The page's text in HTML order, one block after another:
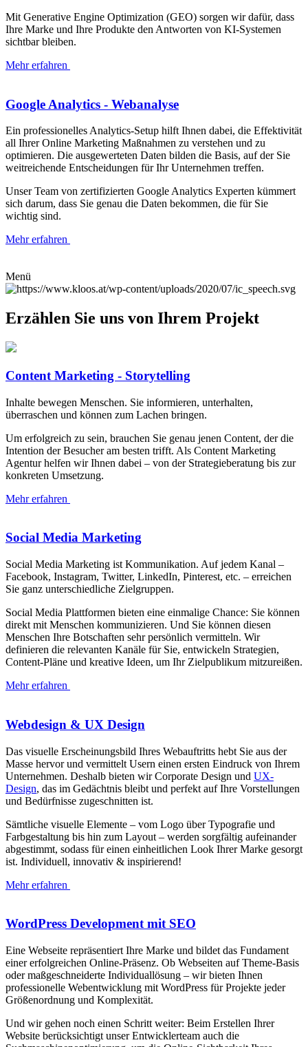
Mit Generative Engine Optimization (GEO) sorgen wir dafür, dass
Ihre Marke und Ihre Produkte den Antworten von KI-Systemen
sichtbar bleiben.
Mehr erfahren
Google Analytics - Webanalyse
Ein professionelles Analytics-Setup hilft Ihnen dabei, die Effektivität
all Ihrer Online Marketing Maßnahmen zu verstehen und zu
optimieren. Die ausgewerteten Daten bilden die Basis, auf der Sie
weitreichende Entscheidungen für Ihr Unternehmen treffen.
Unser Team von zertifizierten Google Analytics Experten kümmert
sich darum, dass Sie genau die Daten bekommen, die für Sie
wichtig sind.
Mehr erfahren
Menü
Erzählen Sie uns von Ihrem Projekt
Content Marketing - Storytelling
Inhalte bewegen Menschen. Sie informieren, unterhalten,
überraschen und können zum Lachen bringen.
Um erfolgreich zu sein, brauchen Sie genau jenen Content, der die
Intention der Besucher am besten trifft. Als Content Marketing
Agentur helfen wir Ihnen dabei – von der Strategieberatung bis zur
konkreten Umsetzung.
Mehr erfahren
Social Media Marketing
Social Media Marketing ist Kommunikation. Auf jedem Kanal –
Facebook, Instagram, Twitter, LinkedIn, Pinterest, etc. – erreichen
Sie ganz unterschiedliche Zielgruppen.
Social Media Plattformen bieten eine einmalige Chance: Sie können
direkt mit Menschen kommunizieren. Und Sie können diesen
Menschen Ihre Botschaften sehr persönlich vermitteln. Wir
definieren die relevanten Kanäle für Sie, entwickeln Strategien,
Content-Pläne und kreative Ideen, um Ihr Zielpublikum mitzureißen.
Mehr erfahren
Webdesign & UX Design
Das visuelle Erscheinungsbild Ihres Webauftritts hebt Sie aus der
Masse hervor und vermittelt Usern einen ersten Eindruck von Ihrem
Unternehmen. Deshalb bieten wir Corporate Design und UX-
Design, das im Gedächtnis bleibt und perfekt auf Ihre Vorstellungen
und Bedürfnisse zugeschnitten ist.
Sämtliche visuelle Elemente – vom Logo über Typografie und
Farbgestaltung bis hin zum Layout – werden sorgfältig aufeinander
abgestimmt, sodass für einen einheitlichen Look Ihrer Marke gesorgt
ist. Individuell, innovativ & inspirierend!
Mehr erfahren
WordPress Development mit SEO
Eine Webseite repräsentiert Ihre Marke und bildet das Fundament
einer erfolgreichen Online-Präsenz. Ob Webseiten auf Theme-Basis
oder maßgeschneiderte Individuallösung – wir bieten Ihnen
professionelle Webentwicklung mit WordPress für Projekte jeder
Größenordnung und Komplexität.
Und wir gehen noch einen Schritt weiter: Beim Erstellen Ihrer
Website berücksichtigt unser Entwicklerteam auch die